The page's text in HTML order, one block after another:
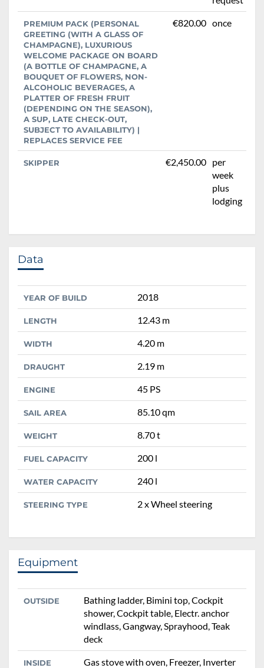
PREMIUM PACK (PERSONAL
GREETING (WITH A GLASS OF
CHAMPAGNE), LUXURIOUS
WELCOME PACKAGE ON BOARD
(A BOTTLE OF CHAMPAGNE, A
BOUQUET OF FLOWERS, NON-
ALCOHOLIC BEVERAGES, A
PLATTER OF FRESH FRUIT
(DEPENDING ON THE SEASON),
A SUP, LATE CHECK-OUT,
SUBJECT TO AVAILABILITY) |
REPLACES SERVICE FEE
€820.00 once
SKIPPER €2,450.00 per
week
plus
lodging
Data
YEAR OF BUILD 2018
LENGTH 12.43 m
WIDTH 4.20 m
DRAUGHT 2.19 m
ENGINE 45 PS
SAIL AREA 85.10 qm
WEIGHT 8.70 t
FUEL CAPACITY 200 l
WATER CAPACITY 240 l
STEERING TYPE 2 x Wheel steering
Equipment
OUTSIDE
Bathing ladder, Bimini top, Cockpit
shower, Cockpit table, Electr. anchor
windlass, Gangway, Sprayhood, Teak
deck
INSIDE
Gas stove with oven, Freezer, Inverter